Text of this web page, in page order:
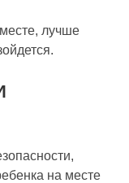
лучше
на месте